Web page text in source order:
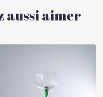
aussi aimer